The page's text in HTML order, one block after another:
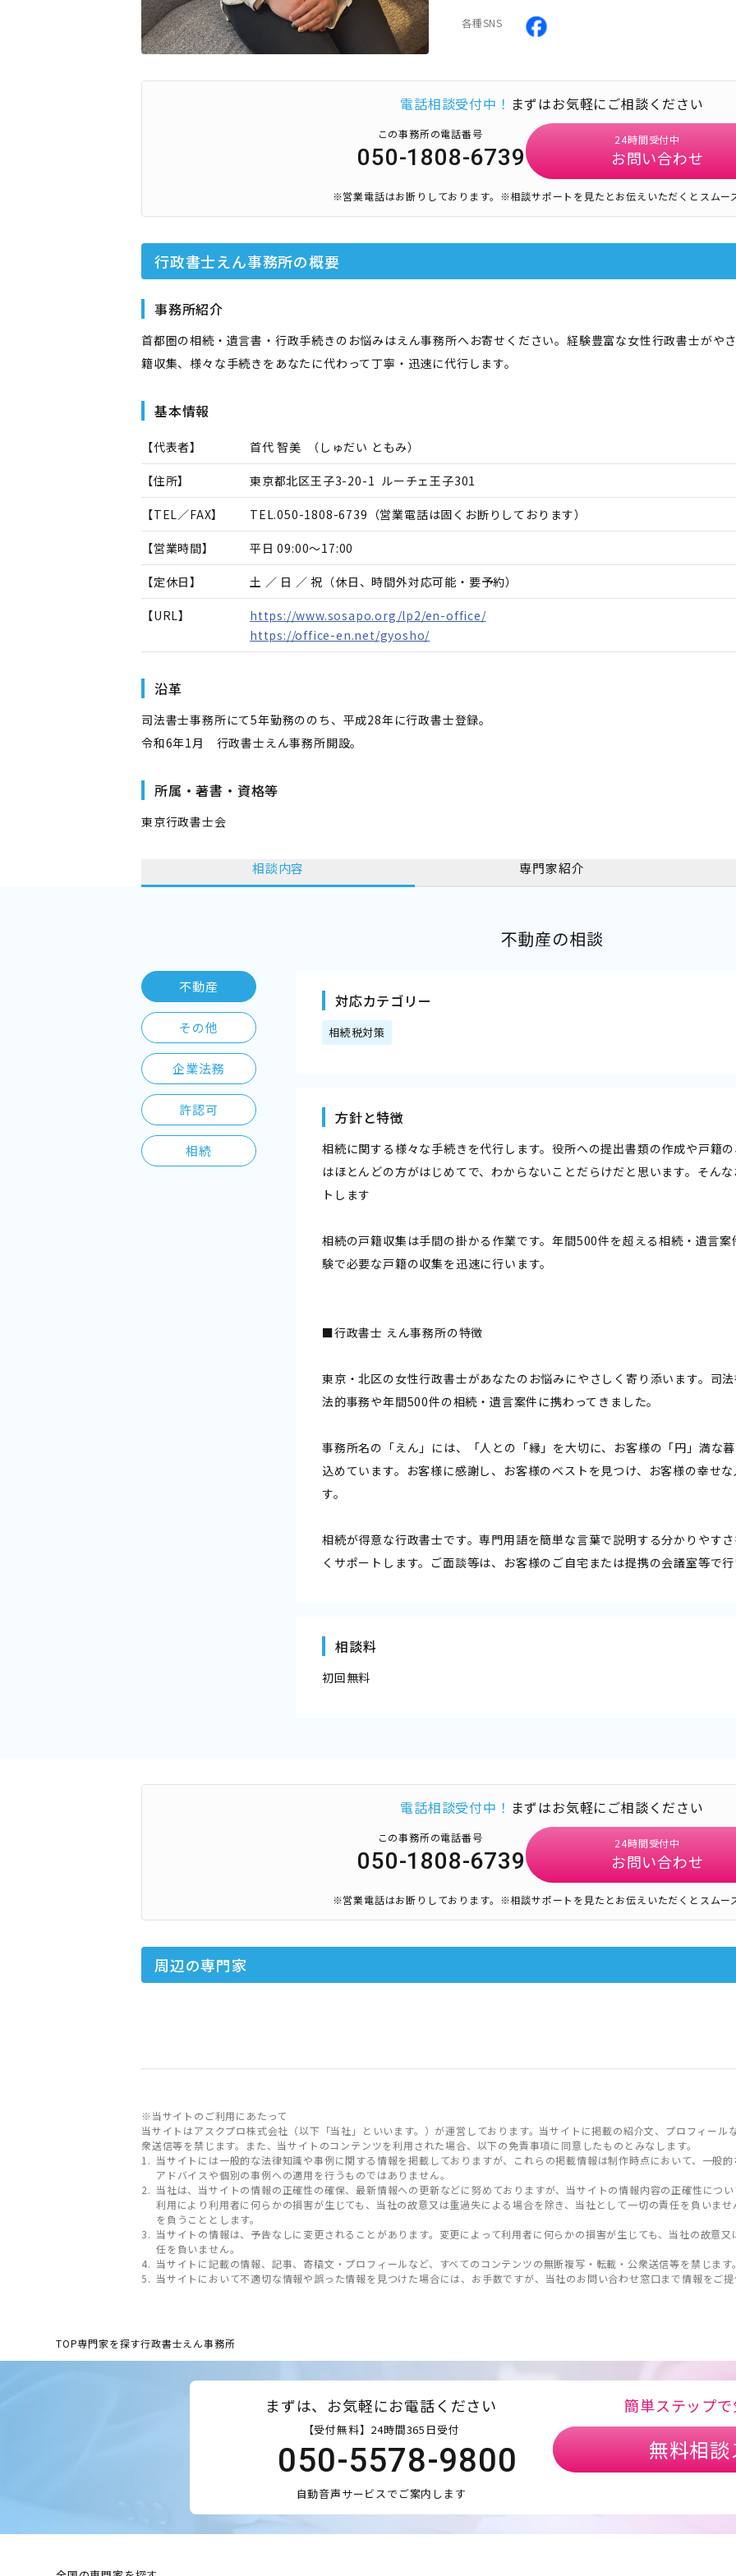
各種SNS
電話相談受付中！ まずはお気軽にご相談ください
この事務所の電話番号
050-1808-6739
24時間受付中
お問い合わせ
※営業電話はお断りしております。 ※相談サポートを見たとお伝えいただくとスムー
行政書士えん事務所の概要
事務所紹介
首都圏の相続・遺言書・行政手続きのお悩みはえん事務所へお寄せください。経験豊富な女性行政書士がや
籍収集、様々な手続きをあなたに代わって丁寧・迅速に代行します。
基本情報
【代表者】 首代 智美 （ しゅだい ともみ）
【住所】 東京都北区王子3-20-1 ルーチェ王子301
【TEL／FAX】 TEL.050-1808-6739 （営業電話は固くお断りしております）
【営業時間】 平日 09:00～17:00
【定休日】 土 ／ 日 ／ 祝（休日、時間外対応可能・要予約）
【URL】
https://www.sosapo.org/lp2/en-office/
https://office-en.net/gyosho/
沿革
司法書士事務所にて5年勤務ののち、平成28年に行政書士登録。
令和6年1月 行政書士えん事務所開設。
所属・著書・資格等
東京行政書士会
相談内容 専門家紹介
不動産の相談
不動産
その他
企業法務
許認可
相続
対応カテゴリー
相続税対策
方針と特徴
相続に関する様々な手続きを代行します。役所への提出書類の作成や戸籍
はほとんどの方がはじめてで、わからないことだらけだと思います。そん
トします
相続の戸籍収集は手間の掛かる作業です。年間500件を超える相続・遺言
験で必要な戸籍の収集を迅速に行います。
■行政書士 えん事務所の特徴
東京・北区の女性行政書士があなたのお悩みにやさしく寄り添います。司
法的事務や年間500件の相続・遺言案件に携わってきました。
事務所名の「えん」には、「人との「縁」を大切に、お客様の「円」満な
込めています。お客様に感謝し、お客様のベストを見つけ、お客様の幸せ
す。
相続が得意な行政書士です。専門用語を簡単な言葉で説明する分かりやす
くサポートします。ご面談等は、お客様のご自宅または提携の会議室等で
相談料
初回無料
電話相談受付中！ まずはお気軽にご相談ください
この事務所の電話番号
050-1808-6739
24時間受付中
お問い合わせ
※営業電話はお断りしております。 ※相談サポートを見たとお伝えいただくとスムー
周辺の専門家
※当サイトのご利用にあたって
当サイトはアスクプロ株式会社（以下「当社」といいます。）が運営しております。当サイトに掲載の紹介文、プロフィール
衆送信等を禁じます。また、当サイトのコンテンツを利用された場合、以下の免責事項に同意したものとみなします。
当サイトには一般的な法律知識や事例に関する情報を掲載しておりますが、これらの掲載情報は制作時点において、一般
アドバイスや個別の事例への適用を行うものではありません。
当社は、当サイトの情報の正確性の確保、最新情報への更新などに努めておりますが、当サイトの情報内容の正確性につ
利用により利用者に何らかの損害が生じても、当社の故意又は重過失による場合を除き、当社として一切の責任を負いま
を負うこととします。
当サイトの情報は、予告なしに変更されることがあります。変更によって利用者に何らかの損害が生じても、当社の故意
任を負いません。
当サイトに記載の情報、記事、寄稿文・プロフィールなど、すべてのコンテンツの無断複写・転載・公衆送信等を禁じます
当サイトにおいて不適切な情報や誤った情報を見つけた場合には、お手数ですが、当社のお問い合わせ窓口まで情報をご
TOP専門家を探す行政書士えん事務所
まずは、お気軽にお電話ください
【受付無料】24時間365日受付
050-5578-9800
自動音声サービスでご案内します
簡単ステップ
無料相